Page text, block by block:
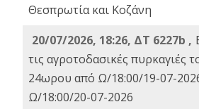
Θεσπρωτία και Κοζάνη
20/07/2026, 18:26, ΔΤ 6227b ,
τις αγροτοδασικές πυρκαγιές
24ωρου από Ω/18:00/19-07-
Ω/18:00/20-07-2026